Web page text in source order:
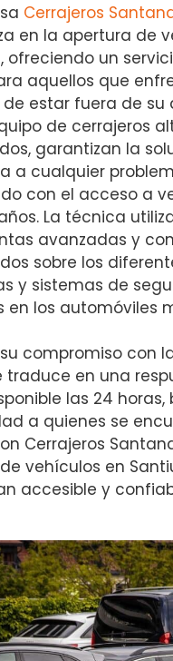
Cerrajeros
en la apertura de
, ofreciendo un
aquellos que
estar fuera de su
de cerrajeros
garantizan la
a cualquier
con el acceso a
La técnica
avanzadas y
sobre los
y sistemas de
en los automóviles
compromiso con
traduce en una
las 24
a quienes se
Cerrajeros
vehículos en
accesible y